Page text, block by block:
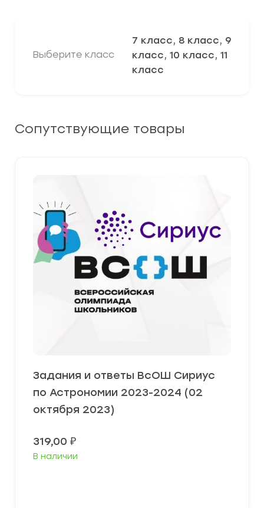
Выберите класс
7 класс, 8 класс, 9
класс, 10 класс, 11
класс
Сопутствующие товары
Задания и ответы ВсОШ Сириус
по Астрономии 2023-2024 (02
октября 2023)
319,00 ₽
В наличии